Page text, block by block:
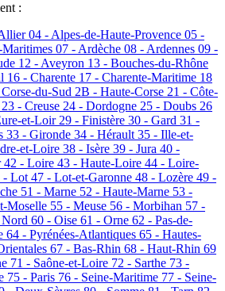
:
04 - Alpes-de-Haute-Provence 05 -
07 - Ardèche 08 - Ardennes 09 -
12 - Aveyron 13 - Bouches-du-Rhône
16 - Charente 17 - Charente-Maritime 18
du-Sud 2B - Haute-Corse 21 - Côte-
23 - Creuse 24 - Dordogne 25 - Doubs 26
et-Loir 29 - Finistère 30 - Gard 31 -
33 - Gironde 34 - Hérault 35 - Ille-et-
et-Loire 38 - Isère 39 - Jura 40 -
42 - Loire 43 - Haute-Loire 44 - Loire-
- Lot 47 - Lot-et-Garonne 48 - Lozère 49 -
51 - Marne 52 - Haute-Marne 53 -
Moselle 55 - Meuse 56 - Morbihan 57 -
60 - Oise 61 - Orne 62 - Pas-de-
64 - Pyrénées-Atlantiques 65 - Hautes-
67 - Bas-Rhin 68 - Haut-Rhin 69
71 - Saône-et-Loire 72 - Sarthe 73 -
75 - Paris 76 - Seine-Maritime 77 - Seine-